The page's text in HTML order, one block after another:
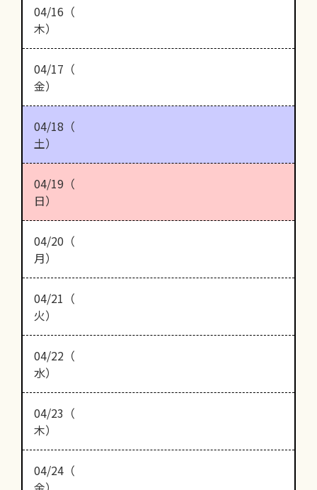
04/16（
木）
04/17（
金）
04/18（
土）
04/19（
日）
04/20（
月）
04/21（
火）
04/22（
水）
04/23（
木）
04/24（